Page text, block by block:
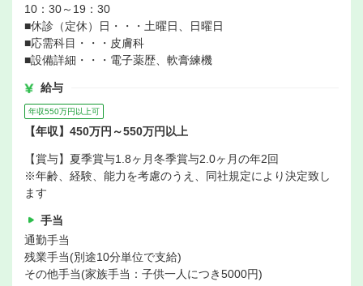
10：30～19：30
■休診（定休）日・・・土曜日、日曜日
■応需科目・・・皮膚科
■設備詳細・・・電子薬歴、軟膏練機
給与
年収550万円以上可
【年収】450万円～550万円以上
【賞与】夏季賞与1.8ヶ月冬季賞与2.0ヶ月の年2回
※年齢、経験、能力を考慮のうえ、同社規定により決定致し
ます
手当
通勤手当
残業手当(別途10分単位で支給)
その他手当(家族手当：子供一人につき5000円)